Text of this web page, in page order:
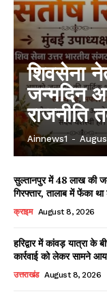
शिवसेना
जन्मदिन
राजनीति
Ainnews1 -
सुल्तानपुर में 48 लाख की
गिरफ्तार, तालाब में फेंका
क्राइम August 8, 2026
हरिद्वार में कांवड़ यात्रा के
कार्रवाई को लेकर सामने
उत्तराखंड August 8, 2026